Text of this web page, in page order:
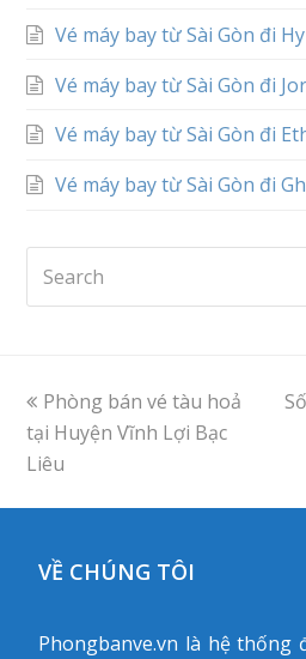
Vé máy bay từ Sài Gòn đi
Vé máy bay từ Sài Gòn đi
Vé máy bay từ Sài Gòn đi
Vé máy bay từ Sài Gòn đi
previous
post:
Phòng bán vé tàu hoả
tại Huyện Vĩnh Lợi Bạc
Liêu
VỀ CHÚNG TÔI
Phongbanve.vn là hệ thống